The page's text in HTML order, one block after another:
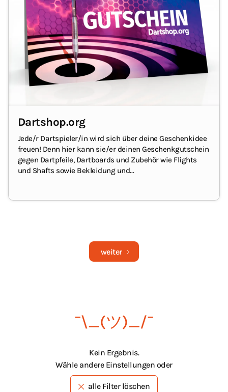
Dartshop.org
Jede/r Dartspieler/in wird sich über deine Geschenkidee
freuen! Denn hier kann sie/er deinen Geschenkgutschein
gegen Dartpfeile, Dartboards und Zubehör wie Flights
und Shafts sowie Bekleidung und
weiter
¯\_(ツ)_/¯
Kein Ergebnis.
Wähle andere Einstellungen oder
alle Filter löschen